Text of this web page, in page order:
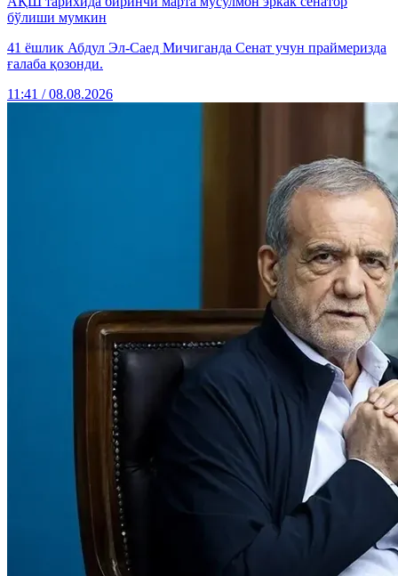
бўлиши мумкин
41 ёшлик Абдул Эл-Саед Мичиганда Сенат учун праймеризда
ғалаба қозонди.
11:41 / 08.08.2026